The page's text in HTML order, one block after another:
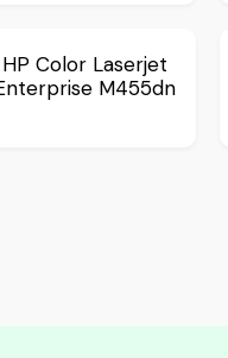
HP Color Laserjet
M455dn